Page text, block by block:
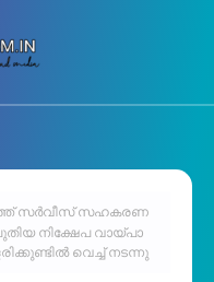
സർവീസ് സഹകരണ
നിക്ഷേപ വായ്പാ
വെച്ച് നടന്നു